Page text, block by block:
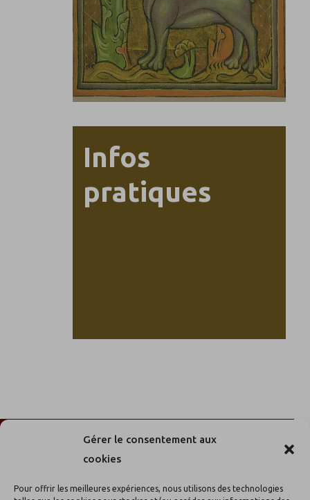
Gérer le consentement aux
cookies
Pour offrir les meilleures expériences, nous utilisons des technologies
Infos
pratiques